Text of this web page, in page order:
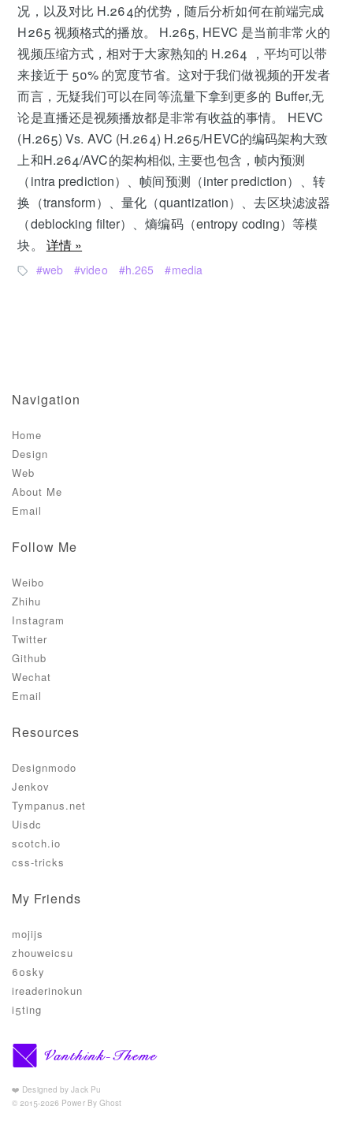
况，以及对比 H.264的优势，随后分析如何在前端完成
H265 视频格式的播放。 H.265, HEVC 是当前非常火的
视频压缩方式，相对于大家熟知的 H.264 ，平均可以带
来接近于 50% 的宽度节省。这对于我们做视频的开发者
而言，无疑我们可以在同等流量下拿到更多的 Buffer,无
论是直播还是视频播放都是非常有收益的事情。 HEVC
(H.265) Vs. AVC (H.264) H.265/HEVC的编码架构大致
上和H.264/AVC的架构相似, 主要也包含，帧内预测
（intra prediction）、帧间预测（inter prediction）、转
换（transform）、量化（quantization）、去区块滤波器
（deblocking filter）、熵编码（entropy coding）等模
块。 详情 »
web video h.265 media
Navigation
Home
Design
Web
About Me
Email
Follow Me
Weibo
Zhihu
Instagram
Twitter
Github
Wechat
Email
Resources
Designmodo
Jenkov
Tympanus.net
Uisdc
scotch.io
css-tricks
My Friends
mojijs
zhouweicsu
60sky
ireaderinokun
i5ting
❤️ Designed by Jack Pu
© 2015-2026 Power By Ghost